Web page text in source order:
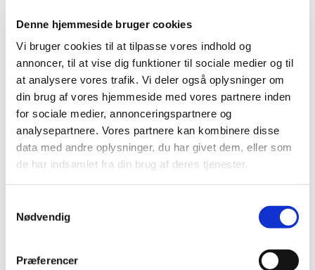
Denne hjemmeside bruger cookies
Vi bruger cookies til at tilpasse vores indhold og
annoncer, til at vise dig funktioner til sociale medier og til
at analysere vores trafik. Vi deler også oplysninger om
din brug af vores hjemmeside med vores partnere inden
for sociale medier, annonceringspartnere og
analysepartnere. Vores partnere kan kombinere disse
data med andre oplysninger, du har givet dem, eller som
de har indsamlet fra din brug af deres tjenester.
Nødvendig
Præferencer
være med.